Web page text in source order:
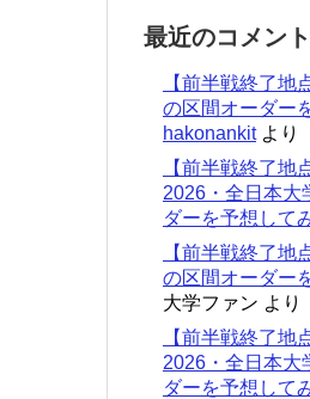
最近のコメント
【前半戦終了地
の区間オーダー
hakonankitより
【前半戦終了地
2026・全日本大
ダーを予想して
【前半戦終了地
の区間オーダー
大学ファン より
【前半戦終了地
2026・全日本大
ダーを予想して